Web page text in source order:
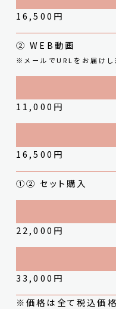
16,500円
② WEB動画
※メールでURLをお届けし
11,000円
16,500円
①② セット購入
22,000円
33,000円
※価格は全て税込価格